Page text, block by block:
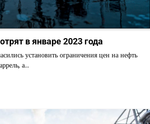
в январе 2023 года
установить ограничения цен на нефть
а…